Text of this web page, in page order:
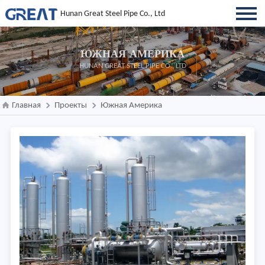
Hunan Great Steel Pipe Co., Ltd
ЮЖНАЯ АМЕРИКА
HUNAN GREAT STEEL PIPE CO., LTD
Главная Проекты Южная Америка